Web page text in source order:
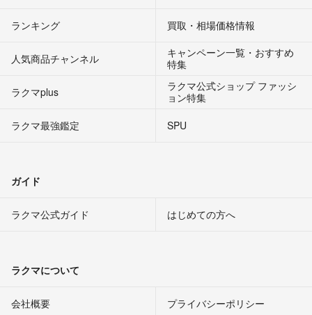
ランキング 買取・相場価格情報
人気商品チャンネル
キャンペーン一覧・おすすめ
特集
ラクマplus
ラクマ公式ショップ ファッシ
ョン特集
ラクマ最強鑑定
SPU
ガイド
ラクマ公式ガイド はじめての方へ
ラクマについて
会社概要 プライバシーポリシー